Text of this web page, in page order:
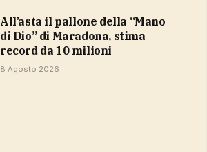
All’asta il pallone della “Mano
di Dio” di Maradona, stima
record da 10 milioni
8 Agosto 2026